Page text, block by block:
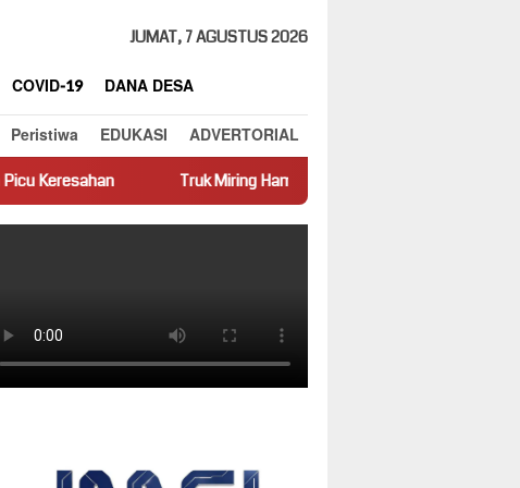
JUMAT, 7 AGUSTUS 2026
COVID-19
DANA DESA
Peristiwa EDUKASI ADVERTORIAL
Truk Miring Hambat Arus Lalu Lintas di Jalan Panti–Simpang Empat